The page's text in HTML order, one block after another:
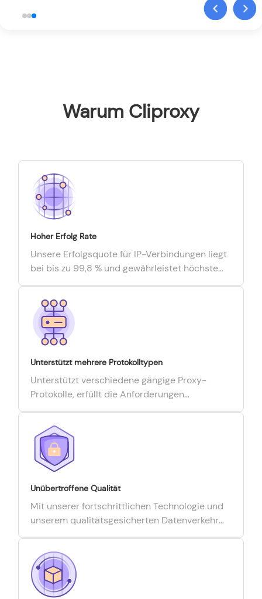
Warum Cliproxy
Hoher Erfolg Rate
Unsere Erfolgsquote für IP-Verbindungen liegt
bei bis zu 99,8 % und gewährleistet höchste
Erfolgsquote bei kürzesten Reaktionszeiten.
Unterstützt mehrere Protokolltypen
Unterstützt verschiedene gängige Proxy-
Protokolle, erfüllt die Anforderungen
verschiedener Geschäftsszenarien und ist mit
verschiedenen Browsern, Skriptprogrammen
und Drittanbieter-Tools kompatibel.
Unübertroffene Qualität
Mit unserer fortschrittlichen Technologie und
unserem qualitätsgesicherten Datenverkehr
gewährleisten wir präzise und hochwertige
Daten.